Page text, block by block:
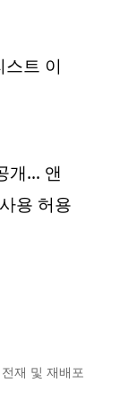
트 이
개… 앤
용 허용
재 및 재배포